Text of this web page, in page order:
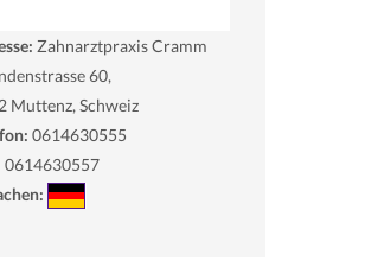
Zahnarztpraxis Cramm
60,
Muttenz, Schweiz
0614630555
0614630557